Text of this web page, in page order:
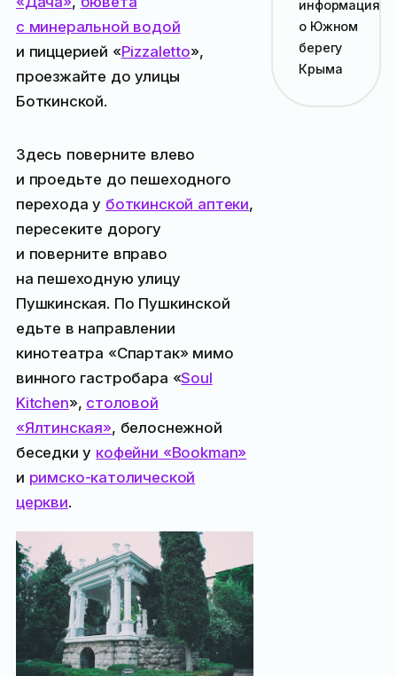
с минеральной водой
и пиццерией «Pizzaletto»,
проезжайте до улицы
Боткинской.
Здесь поверните влево
и проедьте до пешеходного
перехода у боткинской аптеки,
пересеките дорогу
и поверните вправо
на пешеходную улицу
Пушкинская. По Пушкинской
едьте в направлении
кинотеатра «Спартак» мимо
винного гастробара «Soul
Kitchen», столовой
«Ялтинская», белоснежной
беседки у кофейни «Bookman»
и римско-католической
церкви.
информация
о Южном
берегу
Крыма